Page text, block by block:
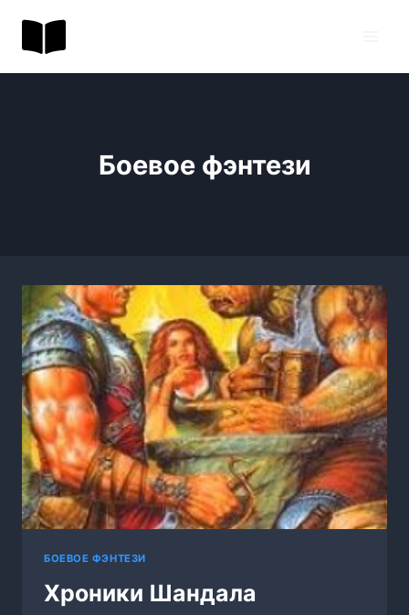
содержимому
Боевое фэнтези
БОЕВОЕ ФЭНТЕЗИ
Хроники Шандала